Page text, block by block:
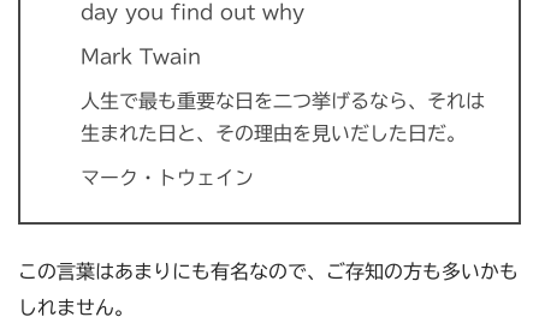
day you find out why
Mark Twain
人生で最も重要な日を二つ挙げるなら、それは
生まれた日と、その理由を見いだした日だ。
マーク・トウェイン
この言葉はあまりにも有名なので、ご存知の方も多いかも
しれません。